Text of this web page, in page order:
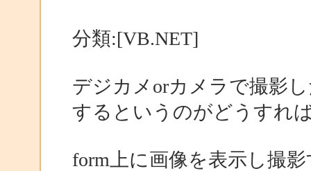
分類:[VB.NET]
デジカメorカメラで撮影
するというのがどうすれ
form上に画像を表示し撮